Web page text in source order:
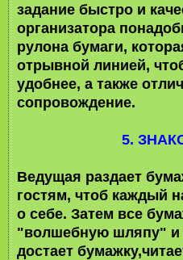
задание быстро и
организатора
рулона бумаги,
отрывной линией,
удобнее, а также
сопровождение.
5.
Ведущая раздает
гостям, чтоб каждый
о себе. Затем все
"волшебную шляпу" и
достает